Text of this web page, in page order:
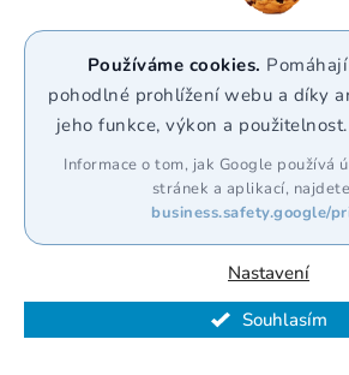
Používáme cookies.
pohodlné prohlížení webu a díky
jeho funkce, výkon a
Informace o tom, jak Google používá
stránek a aplikací,
business.safety.google/
Nastavení
Souhlasím
WhatsApp
Vytvořil Shoptet Premium